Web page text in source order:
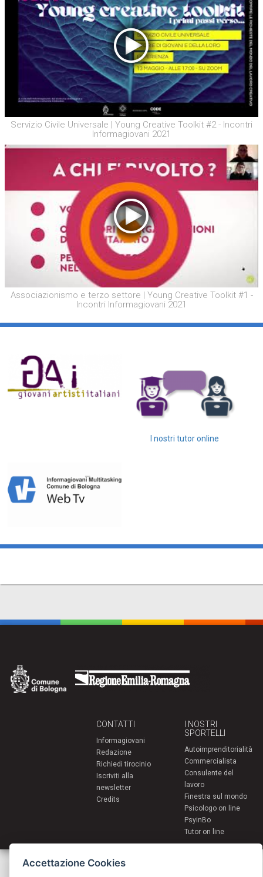
Servizio Civile Universale | Young Creative Toolkit #2 - Incontri
Informagiovani 2021
Associazionismo e terzo settore | Young Creative Toolkit #1 -
Incontri Informagiovani 2021
I nostri tutor online
CONTATTI
Informagiovani
Redazione
Richiedi tirocinio
Iscriviti alla
newsletter
Credits
I NOSTRI
SPORTELLI
Autoimprenditorialità
Commercialista
Consulente del
lavoro
Finestra sul mondo
Psicologo on line
PsyinBo
Tutor on line
Servizi per i giovani - Scambi e soggiorni all'estero
Comune di Bologna | Piazza Maggiore 6 - 40124 Bologna
Accettazione Cookies